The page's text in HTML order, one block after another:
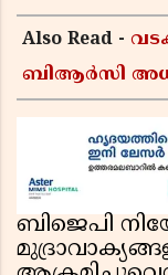
Also Read -
ബിആർസി
ബിജെപി